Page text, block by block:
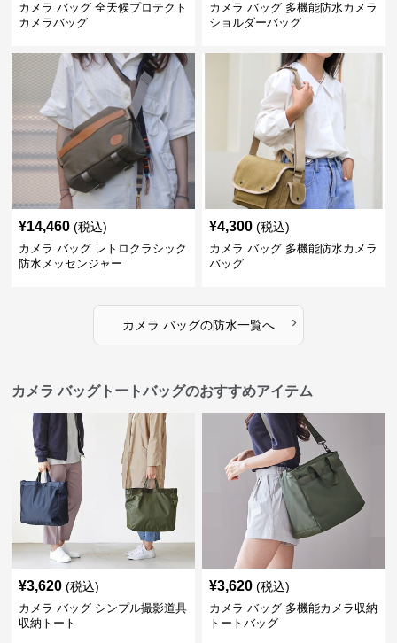
カメラ バッグ 全天候プロテクト
カメラバッグ
カメラ バッグ 多機能防水カメラ
ショルダーバッグ
¥14,460 (税込)
カメラ バッグ レトロクラシック
防水メッセンジャー
¥4,300 (税込)
カメラ バッグ 多機能防水カメラ
バッグ
カメラ バッグの防水一覧へ ›
カメラ バッグトートバッグのおすすめアイテム
¥3,620 (税込)
カメラ バッグ シンプル撮影道具
収納トート
¥3,620 (税込)
カメラ バッグ 多機能カメラ収納
トートバッグ